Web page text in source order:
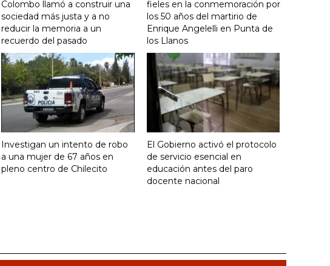
Colombo llamó a construir una
sociedad más justa y a no
reducir la memoria a un
recuerdo del pasado
fieles en la conmemoración por
los 50 años del martirio de
Enrique Angelelli en Punta de
los Llanos
Investigan un intento de robo
a una mujer de 67 años en
pleno centro de Chilecito
El Gobierno activó el protocolo
de servicio esencial en
educación antes del paro
docente nacional